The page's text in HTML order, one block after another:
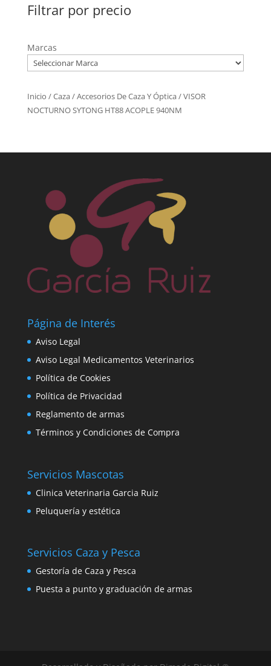
Filtrar por precio
Marcas
Inicio /Caza/Accesorios De Caza Y Óptica/ VISOR
NOCTURNO SYTONG HT88 ACOPLE 940NM
Página de Interés
Aviso Legal
Aviso Legal Medicamentos Veterinarios
Política de Cookies
Política de Privacidad
Reglamento de armas
Términos y Condiciones de Compra
Servicios Mascotas
Clinica Veterinaria Garcia Ruiz
Peluquería y estética
Servicios Caza y Pesca
Gestoría de Caza y Pesca
Puesta a punto y graduación de armas